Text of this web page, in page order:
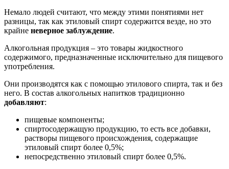
Немало людей считают, что между этими понятиями нет
разницы, так как этиловый спирт содержится везде, но это
крайне неверное заблуждение.
Алкогольная продукция – это товары жидкостного
содержимого, предназначенные исключительно для пищевого
употребления.
Они производятся как с помощью этилового спирта, так и без
него. В состав алкогольных напитков традиционно
добавляют:
пищевые компоненты;
спиртосодержащую продукцию, то есть все добавки,
растворы пищевого происхождения, содержащие
этиловый спирт более 0,5%;
непосредственно этиловый спирт более 0,5%.